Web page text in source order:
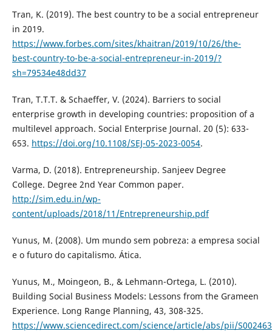
Tran, K. (2019). The best country to be a social entrepreneur
in 2019.
https://www.forbes.com/sites/khaitran/2019/10/26/the-
best-country-to-be-a-social-entrepreneur-in-2019/?
sh=79534e48dd37
Tran, T.T.T. & Schaeffer, V. (2024). Barriers to social
enterprise growth in developing countries: proposition of a
multilevel approach. Social Enterprise Journal. 20 (5): 633-
653. https://doi.org/10.1108/SEJ-05-2023-0054.
Varma, D. (2018). Entrepreneurship. Sanjeev Degree
College. Degree 2nd Year Common paper.
http://sim.edu.in/wp-
content/uploads/2018/11/Entrepreneurship.pdf
Yunus, M. (2008). Um mundo sem pobreza: a empresa social
e o futuro do capitalismo. Ática.
Yunus, M., Moingeon, B., & Lehmann-Ortega, L. (2010).
Building Social Business Models: Lessons from the Grameen
Experience. Long Range Planning, 43, 308-325.
https://www.sciencedirect.com/science/article/abs/pii/